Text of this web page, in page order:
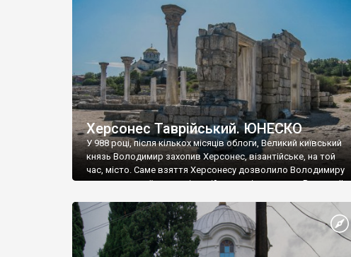
візантійської доби. Раритети викрадені з фондів об’єкту
культурної спадщини ЮНЕСКО «Херсонеса Таврійського».
Офіційно – на виставку «Золото Візантії», але експерти та
влада в Україні вважають це лише […]
Херсонес Таврійський. ЮНЕСКО
У 988 році, після кількох місяців облоги, Великий київський
князь Володимир захопив Херсонес, візантійське, на той
час, місто. Саме взяття Херсонесу дозволило Володимиру
диктувати свої умови візантійському імператору Василю ІІ,
Херсонесі Володимир-язичник, став Василем-
християнином. А потім було Хрещення Русі. На честь
Херсонесу Таврійського названо місто […]